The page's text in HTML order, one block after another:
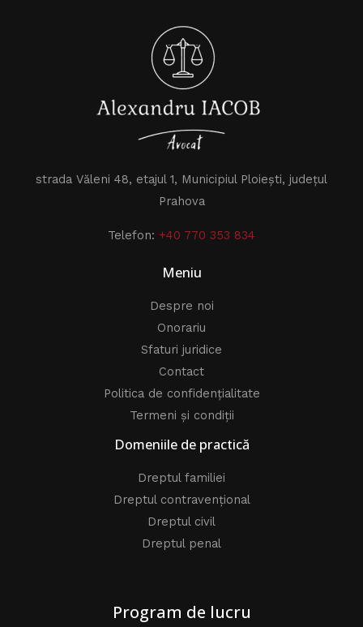
strada Văleni 48, etajul 1, Municipiul Ploiești, județul
Prahova
Telefon: +40 770 353 834
Meniu
Despre noi
Onorariu
Sfaturi juridice
Contact
Politica de confidențialitate
Termeni și condiții
Domeniile de practică
Dreptul familiei
Dreptul contravențional
Dreptul civil
Dreptul penal
Program de lucru